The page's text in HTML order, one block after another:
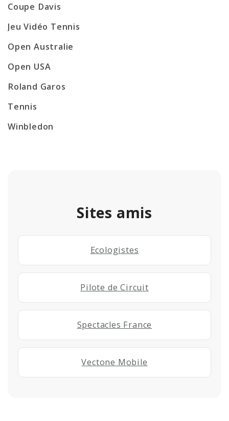
Coupe Davis
Jeu Vidéo Tennis
Open Australie
Open USA
Roland Garos
Tennis
Winbledon
Sites amis
Ecologistes
Pilote de Circuit
Spectacles France
Vectone Mobile